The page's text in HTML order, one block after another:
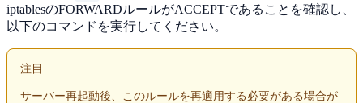
iptablesのFORWARDルールがACCEPTであることを確認し、
以下のコマンドを実行してください。
注目
サーバー再起動後、このルールを再適用する必要がある場合が